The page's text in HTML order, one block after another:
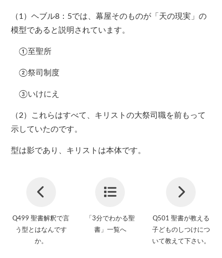
（1）ヘブル8：5では、幕屋そのものが「天の現実」の
模型であると説明されています。
①至聖所
②祭司制度
③いけにえ
（2）これらはすべて、キリストの大祭司職を前もって
示していたのです。
型は影であり、キリストは本体です。
Q499 聖書解釈で言
う型とはなんです
か。
「3分でわかる聖
書」一覧へ
Q501 聖書が教える
子どものしつけにつ
いて教えて下さい。